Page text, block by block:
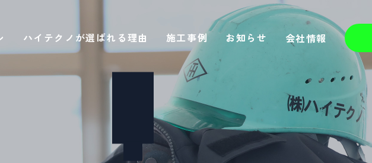
ハイテクノが選ばれる理由 施工事例 お知らせ 会社情報
ABOUT US
代表メッセージ
会社概要